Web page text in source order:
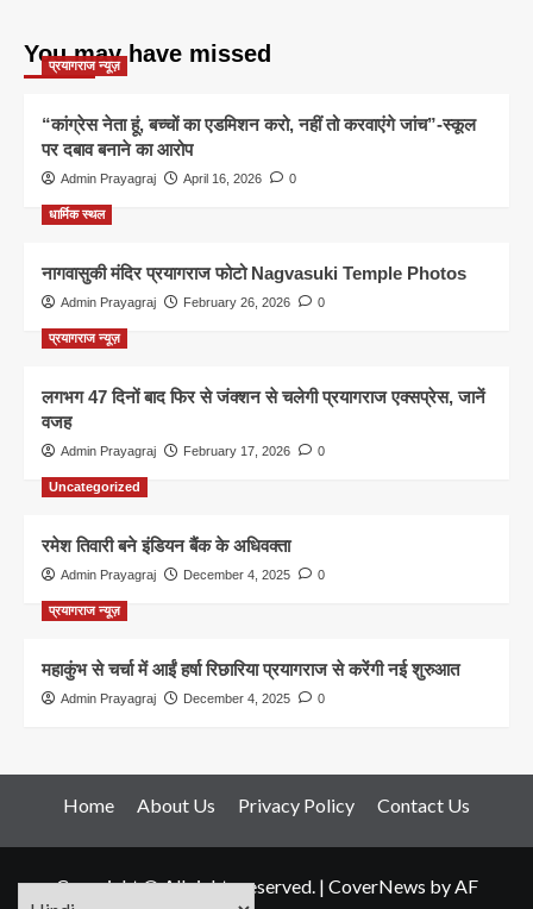
You may have missed
प्रयागराज न्यूज़
“कांग्रेस नेता हूं, बच्चों का एडमिशन करो, नहीं तो करवाएंगे जांच”-स्कूल
पर दबाव बनाने का आरोप
Admin Prayagraj April 16, 2026 0
धार्मिक स्थल
नागवासुकी मंदिर प्रयागराज फोटो Nagvasuki Temple Photos
Admin Prayagraj February 26, 2026 0
प्रयागराज न्यूज़
लगभग 47 दिनों बाद फिर से जंक्शन से चलेगी प्रयागराज एक्सप्रेस, जानें
वजह
Admin Prayagraj February 17, 2026 0
Uncategorized
रमेश तिवारी बने इंडियन बैंक के अधिवक्ता
Admin Prayagraj December 4, 2025 0
प्रयागराज न्यूज़
महाकुंभ से चर्चा में आईं हर्षा रिछारिया प्रयागराज से करेंगी नई शुरुआत
Admin Prayagraj December 4, 2025 0
Home About Us Privacy Policy Contact Us
Copyright © All rights reserved. | CoverNews by AF